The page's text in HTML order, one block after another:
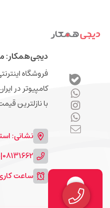
دیجی‌همکار:
کامپیوتر در
با نازلترین
نشانی:
08131662
|
ساعت